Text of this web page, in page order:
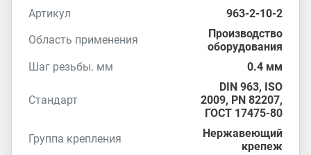
Артикул
963-2-10-2
Область применения
Производство
оборудования
Шаг резьбы. мм
0.4 мм
Стандарт
DIN 963, ISO
2009, PN 82207,
ГОСТ 17475-80
Группа крепления
Нержавеющий
крепеж